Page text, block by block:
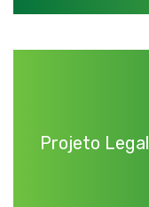
Projeto Legal